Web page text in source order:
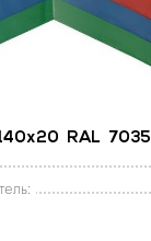
RAL 7035